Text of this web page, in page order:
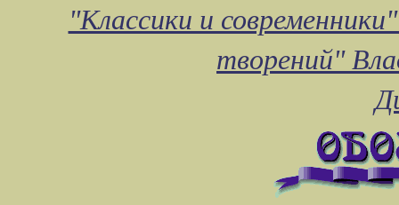
"Классики и
творений"